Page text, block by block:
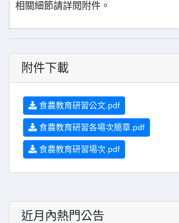
相關細節請詳閱附件。
附件下載
食農教育研習公文.pdf
食農教育研習各場次簡章.pdf
食農教育研習場次.pdf
近月內熱門公告